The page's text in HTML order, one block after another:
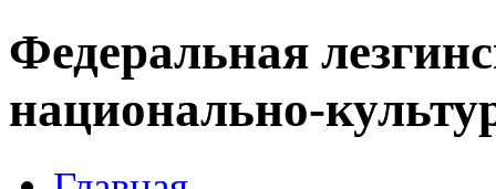
Федеральная
национально-